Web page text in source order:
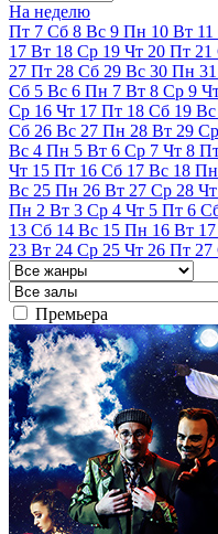
На неделю
Пт 7 Сб 8 Вс 9 Пн 10 Вт 11
17 Вт 18 Ср 19 Чт 20 Пт 21
27 Пт 28 Сб 29 Вс 30 Пн 31
Сб 5 Вс 6 Пн 7 Вт 8 Ср 9
Ср 16 Чт 17 Пт 18 Сб 19 Вс
Сб 26 Вс 27 Пн 28 Вт 29 Ср
Вс 4 Пн 5 Вт 6 Ср 7 Чт 8
Чт 15 Пт 16 Сб 17 Вс 18 Пн
Вс 25 Пн 26 Вт 27 Ср 28 Чт
Пн 2 Вт 3 Ср 4 Чт 5 Пт 6
13 Сб 14 Вс 15 Пн 16 Вт 17
23 Вт 24 Ср 25 Чт 26 Пт 27
Премьера